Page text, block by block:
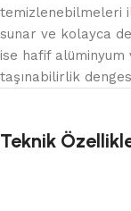
temizlenebilmeleri
sunar ve kolayca
ise hafif
taşınabilirlik
Teknik